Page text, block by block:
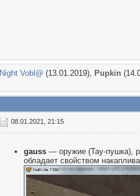
Night Vobl@ (13.01.2019), Puрkin
08.01.2021, 21:15
gauss — оружие (Тау-пушка),
обладает свойством